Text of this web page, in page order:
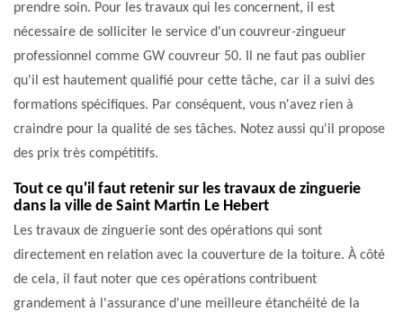
prendre soin. Pour les travaux qui les concernent, il est
nécessaire de solliciter le service d'un couvreur-zingueur
professionnel comme GW couvreur 50. Il ne faut pas oublier
qu'il est hautement qualifié pour cette tâche, car il a suivi des
formations spécifiques. Par conséquent, vous n'avez rien à
craindre pour la qualité de ses tâches. Notez aussi qu'il propose
des prix très compétitifs.
Tout ce qu'il faut retenir sur les travaux de zinguerie
dans la ville de Saint Martin Le Hebert
Les travaux de zinguerie sont des opérations qui sont
directement en relation avec la couverture de la toiture. À côté
de cela, il faut noter que ces opérations contribuent
grandement à l'assurance d'une meilleure étanchéité de la